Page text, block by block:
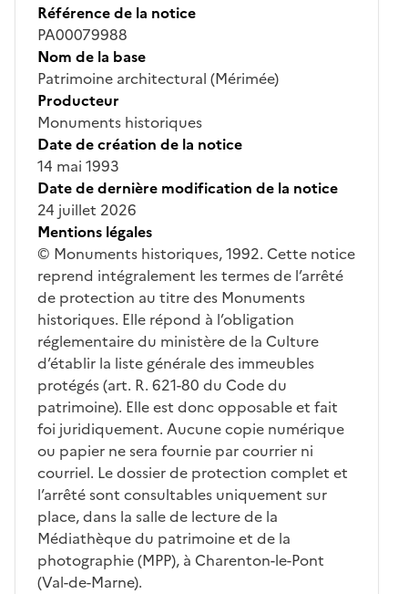
Référence de la notice
PA00079988
Nom de la base
Patrimoine architectural (Mérimée)
Producteur
Monuments historiques
Date de création de la notice
14 mai 1993
Date de dernière modification de la notice
24 juillet 2026
Mentions légales
© Monuments historiques, 1992. Cette notice
reprend intégralement les termes de l’arrêté
de protection au titre des Monuments
historiques. Elle répond à l’obligation
réglementaire du ministère de la Culture
d’établir la liste générale des immeubles
protégés (art. R. 621-80 du Code du
patrimoine). Elle est donc opposable et fait
foi juridiquement. Aucune copie numérique
ou papier ne sera fournie par courrier ni
courriel. Le dossier de protection complet et
l’arrêté sont consultables uniquement sur
place, dans la salle de lecture de la
Médiathèque du patrimoine et de la
photographie (MPP), à Charenton-le-Pont
(Val-de-Marne).